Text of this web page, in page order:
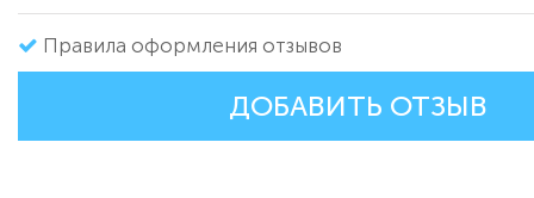
Правила оформления отзывов
ДОБАВИТЬ ОТЗЫВ